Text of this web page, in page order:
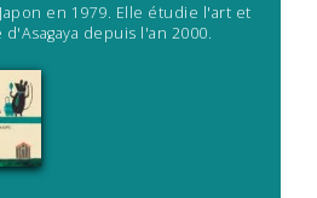
en 1979. Elle étudie l'art et
depuis l'an 2000.